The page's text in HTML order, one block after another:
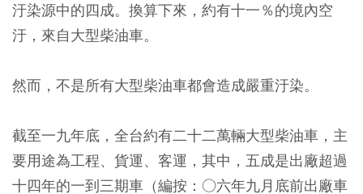
汙染源中的四成。換算下來，約有十一％的境內空
汙，來自大型柴油車。
然而，不是所有大型柴油車都會造成嚴重汙染。
截至一九年底，全台約有二十二萬輛大型柴油車，主
要用途為工程、貨運、客運，其中，五成是出廠超過
十四年的一到三期車（編按：○六年九月底前出廠車